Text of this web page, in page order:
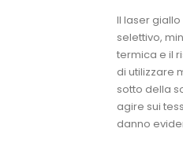
Il laser
selettivo,
termica e il
di utilizzare
sotto della
agire sui
danno